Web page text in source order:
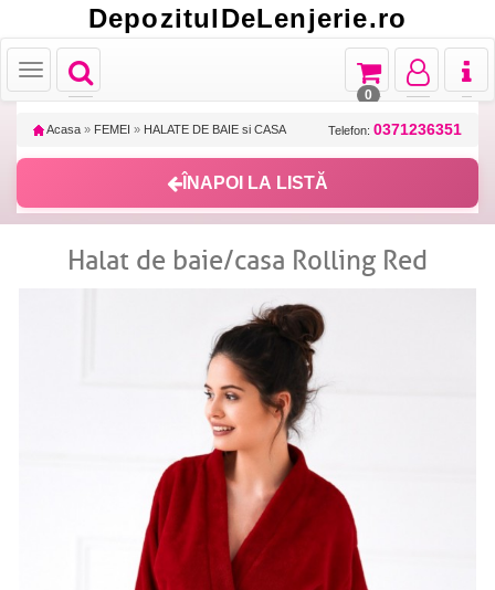
DepozitulDeLenjerie.ro
Toggle
navigation
Toggle
Toggle
navigation
Toggle
navigation
Toggle
navigation
0
Acasa » FEMEI » HALATE DE BAIE si CASA Telefon: 0371236351
ÎNAPOI LA LISTĂ
Halat de baie/casa Rolling Red